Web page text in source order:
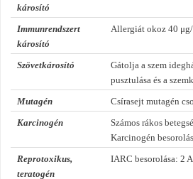
károsító
Immunrendszert
károsító
Allergiát okoz 40
Szövetkárosító
Gátolja a szem
pusztulása és a
Mutagén
Csírasejt mutagén
Karcinogén
Számos rákos
Karcinogén
Reprotoxikus,
teratogén
IARC besorolása: 2